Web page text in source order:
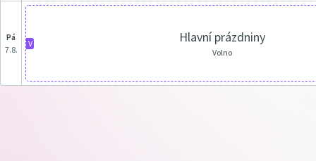
pá
7.8.
V Hlavní prázdniny
Volno